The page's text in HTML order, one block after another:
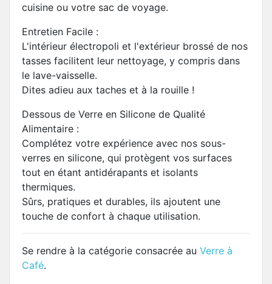
cuisine ou votre sac de voyage.
Entretien Facile :
L'intérieur électropoli et l'extérieur brossé de nos
tasses facilitent leur nettoyage, y compris dans
le lave-vaisselle.
Dites adieu aux taches et à la rouille !
Dessous de Verre en Silicone de Qualité
Alimentaire :
Complétez votre expérience avec nos sous-
verres en silicone, qui protègent vos surfaces
tout en étant antidérapants et isolants
thermiques.
Sûrs, pratiques et durables, ils ajoutent une
touche de confort à chaque utilisation.
Se rendre à la catégorie consacrée au Verre à
Café.